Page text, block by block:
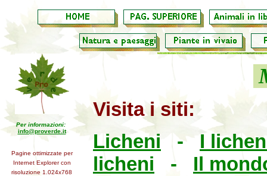
Per informazioni:
info@proverde.it
Pagine ottimizzate per
Internet Explorer con
risoluzione 1.024x768
Visita i siti:
Licheni - I
licheni
- Il